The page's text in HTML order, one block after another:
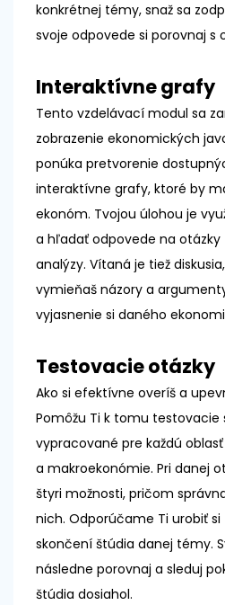
konkrétnej témy, snaž sa
svoje odpovede si porovnaj s
Interaktívne grafy
Tento vzdelávací modul sa
zobrazenie ekonomických
ponúka pretvorenie
interaktívne grafy, ktoré by
ekonóm. Tvojou úlohou je
a hľadať odpovede na
analýzy. Vítaná je tiež
vymieňaš názory a
vyjasnenie si daného
Testovacie otázky
Ako si efektívne overíš a
Pomôžu Ti k tomu testovacie
vypracované pre každú
a makroekonómie. Pri danej
štyri možnosti, pričom
nich. Odporúčame Ti urobiť
skončení štúdia danej témy.
následne porovnaj a sleduj
štúdia dosiahol.